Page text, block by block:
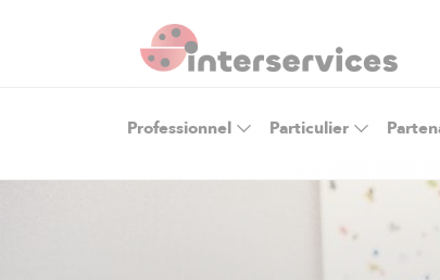
Professionnel Particulier